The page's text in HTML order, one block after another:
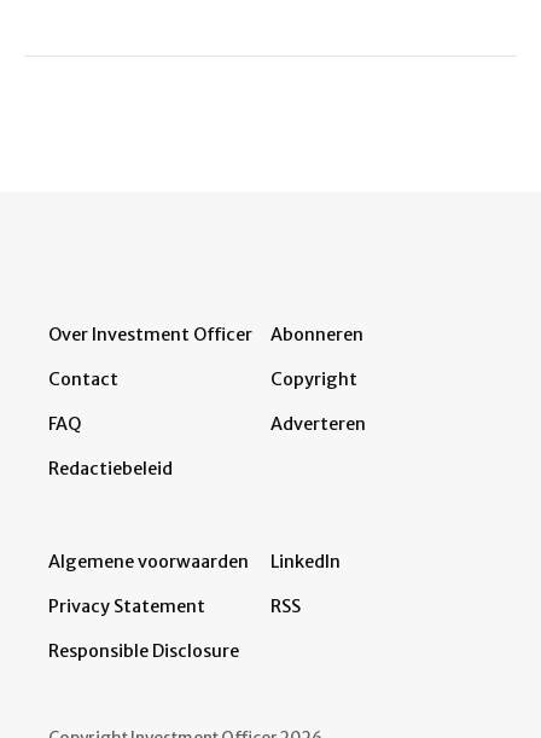
Over Investment Officer
Contact
FAQ
Redactiebeleid
Abonneren
Copyright
Adverteren
Algemene voorwaarden
Privacy Statement
Responsible Disclosure
LinkedIn
RSS